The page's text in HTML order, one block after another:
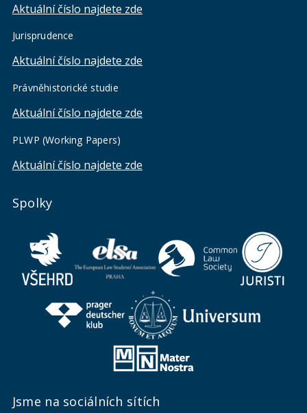
Aktuální číslo najdete zde
Jurisprudence
Aktuální číslo najdete zde
Právněhistorické studie
Aktuální číslo najdete zde
PLWP (Working Papers)
Aktuální číslo najdete zde
Spolky
Jsme na sociálních sítích